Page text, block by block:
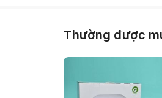
Thường được